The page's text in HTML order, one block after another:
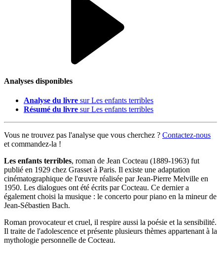
Analyses disponibles
Analyse du livre sur Les enfants terribles
Résumé du livre sur Les enfants terribles
Vous ne trouvez pas l'analyse que vous cherchez ? Contactez-nous
et commandez-la !
Les enfants terribles, roman de Jean Cocteau (1889-1963) fut
publié en 1929 chez Grasset à Paris. Il existe une adaptation
cinématographique de l'œuvre réalisée par Jean-Pierre Melville en
1950. Les dialogues ont été écrits par Cocteau. Ce dernier a
également choisi la musique : le concerto pour piano en la mineur de
Jean-Sébastien Bach.
Roman provocateur et cruel, il respire aussi la poésie et la sensibilité.
Il traite de l'adolescence et présente plusieurs thèmes appartenant à la
mythologie personnelle de Cocteau.